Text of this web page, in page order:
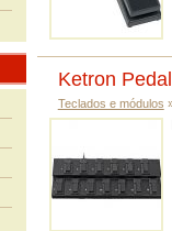
Ketron
Teclados e módulos